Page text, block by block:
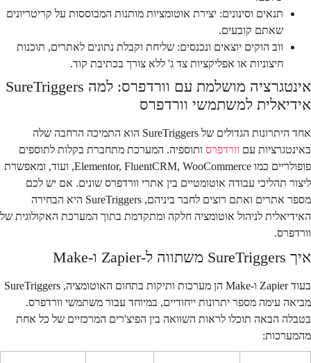
תנאים וסינונים: יצירת אוטומציות מותנות המבוססות על קריטריונים
שאתם קובעים.
ווב הוקים יוצאים ונכנסים: שליחת וקבלת נתונים לאתרים, תוכנות
חיצוניות או אפליקציות צד ג' ללא צורך בכתיבת קוד.
אינטגרציה מושלמת עם וורדפרס: למה SureTriggers
אידיאלית למשתמשי וורדפרס
אחד היתרונות הגדולים של SureTriggers הוא התמיכה הרחבה שלה
באינטגרציות עם וורדפרס ותוספיה. המערכת מתחברת בקלות לתוספים
פופולריים כמו Elementor, FluentCRM, WooCommerce, ועוד, ומאפשרת
ליצור תהליכי עבודה אוטומטיים בין אתרי וורדפרס שונים. אם יש לכם
מספר אתרים ואתם רוצים לחבר ביניהם, SureTriggers היא הבחירה
האידיאלית לניהול אוטומציה חלקה ומתקדמת בתוך המערכת האקולוגית של
וורדפרס.
איך SureTriggers משתווה ל-Zapier ו-Make
בעוד Zapier ו-Make הן מערכות ותיקות בתחום האוטומציה, SureTriggers
מביאה עימה מספר יתרונות ייחודיים, במיוחד עבור משתמשי וורדפרס.
בטבלה הבאה תוכלו לראות השוואה בין הפיצ'רים המרכזיים של כל אחת
מהמערכות: